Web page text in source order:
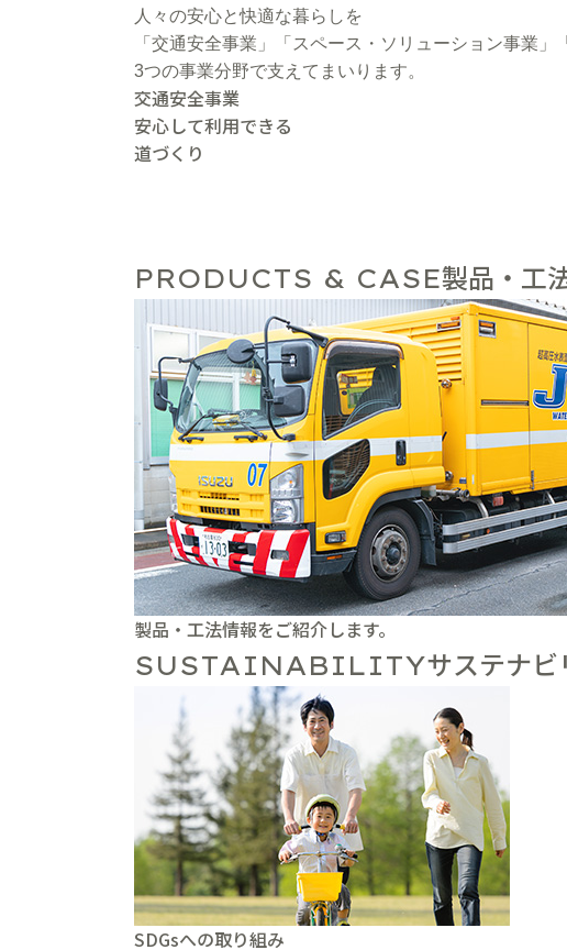
人々の安心と快適な暮らしを
「交通安全事業」「スペース・ソリューション事業
3つの事業分野で支えてまいります。
交通安全事業
安心して利用できる
道づくり
PRODUCTS & CASE製品・工
製品・工法情報をご紹介します。
SUSTAINABILITYサステナビ
SDGsへの取り組み